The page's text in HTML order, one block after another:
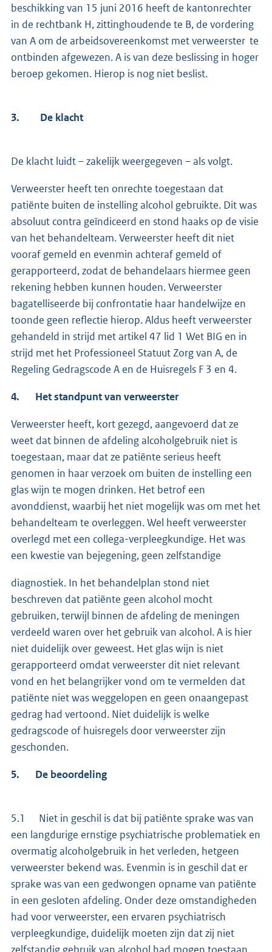
beschikking van 15 juni 2016 heeft de kantonrechter
in de rechtbank H, zittinghoudende te B, de vordering
van A om de arbeidsovereenkomst met verweerster te
ontbinden afgewezen. A is van deze beslissing in hoger
beroep gekomen. Hierop is nog niet beslist.
3. De klacht
De klacht luidt – zakelijk weergegeven – als volgt.
Verweerster heeft ten onrechte toegestaan dat
patiënte buiten de instelling alcohol gebruikte. Dit was
absoluut contra geïndiceerd en stond haaks op de visie
van het behandelteam. Verweerster heeft dit niet
vooraf gemeld en evenmin achteraf gemeld of
gerapporteerd, zodat de behandelaars hiermee geen
rekening hebben kunnen houden. Verweerster
bagatelliseerde bij confrontatie haar handelwijze en
toonde geen reflectie hierop. Aldus heeft verweerster
gehandeld in strijd met artikel 47 lid 1 Wet BIG en in
strijd met het Professioneel Statuut Zorg van A, de
Regeling Gedragscode A en de Huisregels F 3 en 4.
4. Het standpunt van verweerster
Verweerster heeft, kort gezegd, aangevoerd dat ze
weet dat binnen de afdeling alcoholgebruik niet is
toegestaan, maar dat ze patiënte serieus heeft
genomen in haar verzoek om buiten de instelling een
glas wijn te mogen drinken. Het betrof een
avonddienst, waarbij het niet mogelijk was om met het
behandelteam te overleggen. Wel heeft verweerster
overlegd met een collega-verpleegkundige. Het was
een kwestie van bejegening, geen zelfstandige
diagnostiek. In het behandelplan stond niet
beschreven dat patiënte geen alcohol mocht
gebruiken, terwijl binnen de afdeling de meningen
verdeeld waren over het gebruik van alcohol. A is hier
niet duidelijk over geweest. Het glas wijn is niet
gerapporteerd omdat verweerster dit niet relevant
vond en het belangrijker vond om te vermelden dat
patiënte niet was weggelopen en geen onaangepast
gedrag had vertoond. Niet duidelijk is welke
gedragscode of huisregels door verweerster zijn
geschonden.
5. De beoordeling
5.1 Niet in geschil is dat bij patiënte sprake was van
een langdurige ernstige psychiatrische problematiek en
overmatig alcoholgebruik in het verleden, hetgeen
verweerster bekend was. Evenmin is in geschil dat er
sprake was van een gedwongen opname van patiënte
in een gesloten afdeling. Onder deze omstandigheden
had voor verweerster, een ervaren psychiatrisch
verpleegkundige, duidelijk moeten zijn dat zij niet